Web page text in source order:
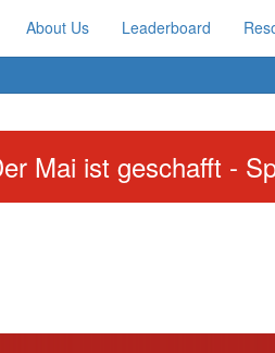
About Us Leaderboard
Mai ist geschafft -